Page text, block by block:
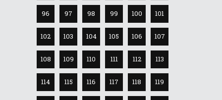
96 97 98 99 100 101
102 103 104 105 106 107
108 109 110 111 112 113
114 115 116 117 118 119